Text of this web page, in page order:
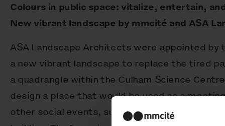
Colours in public space: vitalize, entertain,
New vibrant landscape by mmcité and ASA
ASA Landscape Architects were appointed by
a new vibrant landscape to replace the tired
a quadrangle within the Culham Science
design a place that would be used as a
other social events, supporting the restaurant